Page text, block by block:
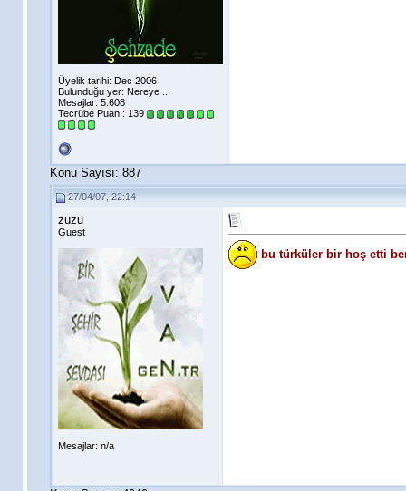
Üyelik tarihi: Dec 2006
Bulunduğu yer: Nereye ...
Mesajlar: 5.608
Tecrübe Puanı: 139
Konu Sayısı: 887
27/04/07, 22:14
zuzu
Guest
Mesajlar: n/a
bu türküler bir hoş etti